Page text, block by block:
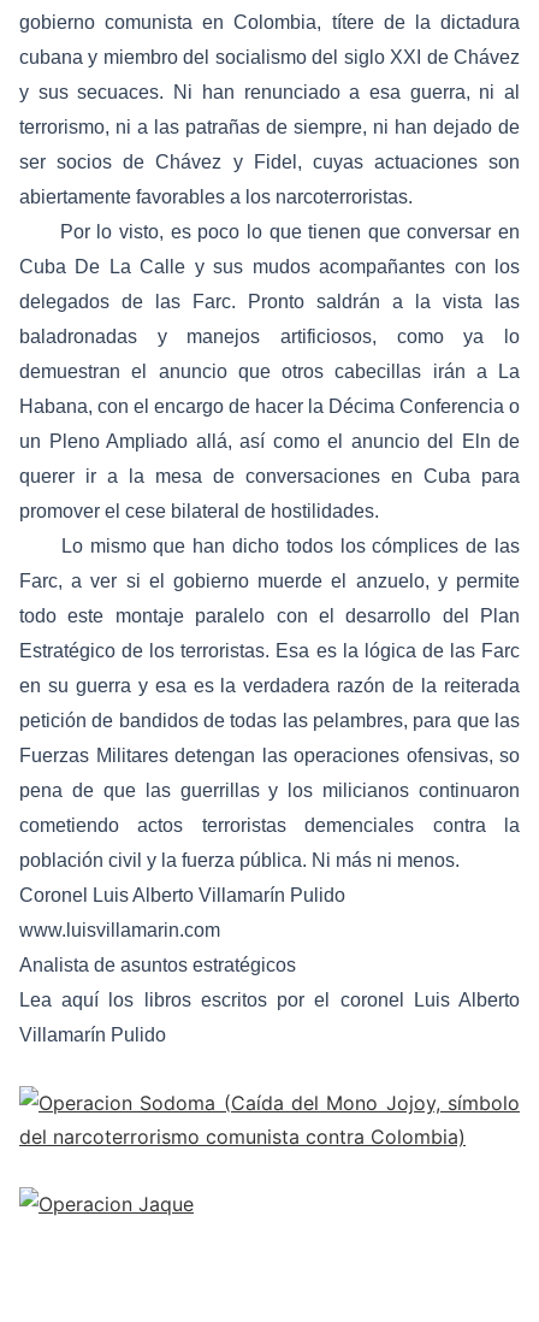
gobierno comunista en Colombia, títere de la dictadura
cubana y miembro del socialismo del siglo XXI de Chávez
y sus secuaces. Ni han renunciado a esa guerra, ni al
terrorismo, ni a las patrañas de siempre, ni han dejado de
ser socios de Chávez y Fidel, cuyas actuaciones son
abiertamente favorables a los narcoterroristas.
Por lo visto, es poco lo que tienen que conversar en
Cuba De La Calle y sus mudos acompañantes con los
delegados de las Farc. Pronto saldrán a la vista las
baladronadas y manejos artificiosos, como ya lo
demuestran el anuncio que otros cabecillas irán a La
Habana, con el encargo de hacer la Décima Conferencia o
un Pleno Ampliado allá, así como el anuncio del Eln de
querer ir a la mesa de conversaciones en Cuba para
promover el cese bilateral de hostilidades.
Lo mismo que han dicho todos los cómplices de las
Farc, a ver si el gobierno muerde el anzuelo, y permite
todo este montaje paralelo con el desarrollo del Plan
Estratégico de los terroristas. Esa es la lógica de las Farc
en su guerra y esa es la verdadera razón de la reiterada
petición de bandidos de todas las pelambres, para que las
Fuerzas Militares detengan las operaciones ofensivas, so
pena de que las guerrillas y los milicianos continuaron
cometiendo actos terroristas demenciales contra la
población civil y la fuerza pública. Ni más ni menos.
Coronel Luis Alberto Villamarín Pulido
www.luisvillamarin.com
Analista de asuntos estratégicos
Leaaquí los libros escritos por el coronel Luis Alberto
Villamarín Pulido